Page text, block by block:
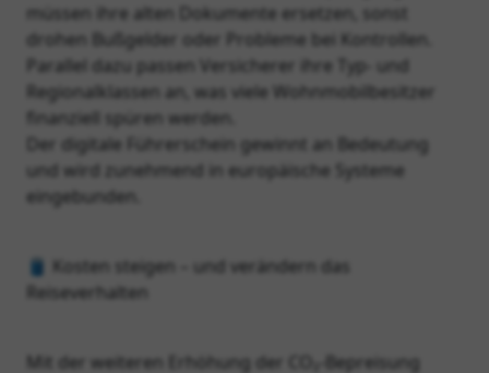
müssen ihre alten Dokumente ersetzen, sonst
drohen Bußgelder oder Probleme bei Kontrollen.
Parallel dazu passen Versicherer ihre Typ- und
Regionalklassen an, was viele Wohnmobilbesitzer
finanziell spüren werden.
Der digitale Führerschein gewinnt an Bedeutung
und wird zunehmend in europäische Systeme
eingebunden.
🛢️ Kosten steigen – und verändern das
Reiseverhalten
Mit der weiteren Erhöhung der CO₂‑Bepreisung